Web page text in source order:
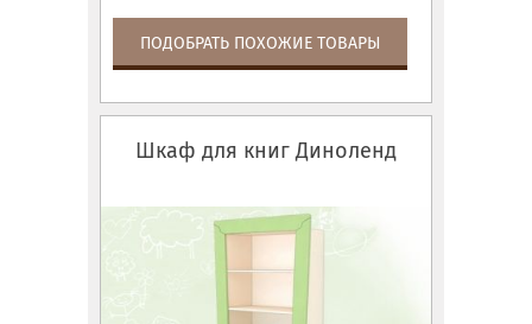
ПОДОБРАТЬ ПОХОЖИЕ ТОВАРЫ
Шкаф для книг Диноленд